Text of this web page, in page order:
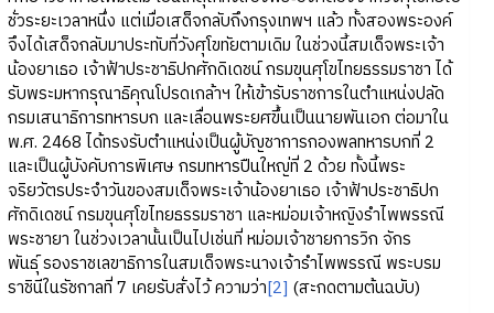
ชั่วระยะเวลาหนึ่ง แต่เมื่อเสด็จกลับถึงกรุงเทพฯ แล้ว ทั้งสองพระองค์
จึงได้เสด็จกลับมาประทับที่วังศุโขทัยตามเดิม ในช่วงนี้สมเด็จพระเจ้า
น้องยาเธอ เจ้าฟ้าประชาธิปกศักดิเดชน์ กรมขุนศุโขไทยธรรมราชา ได้
รับพระมหากรุณาธิคุณโปรดเกล้าฯ ให้เข้ารับราชการในตำแหน่งปลัด
กรมเสนาธิการทหารบก และเลื่อนพระยศขึ้นเป็นนายพันเอก ต่อมาใน
พ.ศ. 2468 ได้ทรงรับตำแหน่งเป็นผู้บัญชาการกองพลทหารบกที่ 2
และเป็นผู้บังคับการพิเศษ กรมทหารปืนใหญ่ที่ 2 ด้วย ทั้งนี้พระ
จริยวัตรประจำวันของสมเด็จพระเจ้าน้องยาเธอ เจ้าฟ้าประชาธิปก
ศักดิเดชน์ กรมขุนศุโขไทยธรรมราชา และหม่อมเจ้าหญิงรำไพพรรณี
พระชายา ในช่วงเวลานั้นเป็นไปเช่นที่ หม่อมเจ้าชายการวิก จักร
พันธุ์รองราชเลขาธิการในสมเด็จพระนางเจ้ารำไพพรรณี พระบรม
ราชินีในรัชกาลที่ 7 เคยรับสั่งไว้ ความว่า[2] (สะกดตามต้นฉบับ)